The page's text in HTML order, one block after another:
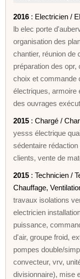
2016 : Electricien /
lb elec porte
organisation des
chantier, réunion de
préparation des
choix et commande
électriques, armoire
des ouvrages
2015 : Chargé /
yesss électrique
sédentaire
clients, vente de
2015 : Technicien /
Chauffage,
travaux isolations
electricien
puissance,
d'air, groupe froid,
pompes double/
convecteur, vrv,
divisionnaire), mise